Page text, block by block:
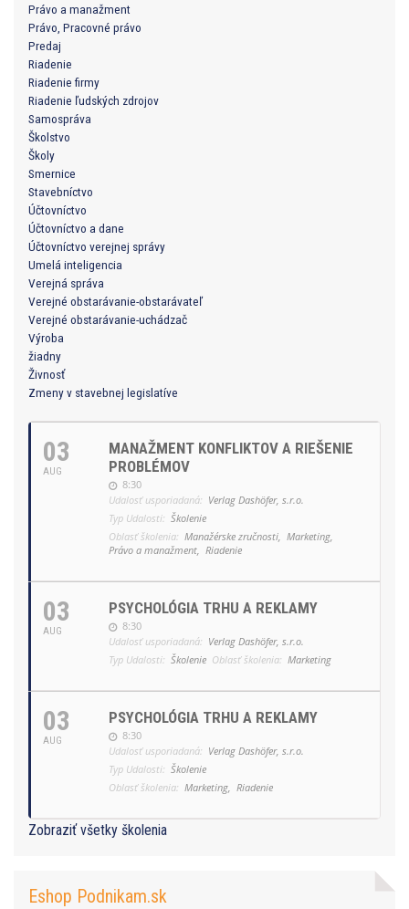
Právo a manažment
Právo, Pracovné právo
Predaj
Riadenie
Riadenie firmy
Riadenie ľudských zdrojov
Samospráva
Školstvo
Školy
Smernice
Stavebníctvo
Účtovníctvo
Účtovníctvo a dane
Účtovníctvo verejnej správy
Umelá inteligencia
Verejná správa
Verejné obstarávanie-obstarávateľ
Verejné obstarávanie-uchádzač
Výroba
žiadny
Živnosť
Zmeny v stavebnej legislatíve
03
AUG
MANAŽMENT KONFLIKTOV A RIEŠENIE
PROBLÉMOV
8:30
Udalosť usporiadaná: Verlag Dashöfer, s.r.o.
Typ Udalosti: Školenie
Oblasť školenia: Manažérske zručnosti, Marketing,
Právo a manažment, Riadenie
03
AUG
PSYCHOLÓGIA TRHU A REKLAMY
8:30
Udalosť usporiadaná: Verlag Dashöfer, s.r.o.
Typ Udalosti: Školenie Oblasť školenia: Marketing
03
AUG
PSYCHOLÓGIA TRHU A REKLAMY
8:30
Udalosť usporiadaná: Verlag Dashöfer, s.r.o.
Typ Udalosti: Školenie
Oblasť školenia: Marketing, Riadenie
Zobraziť všetky školenia
Eshop Podnikam.sk